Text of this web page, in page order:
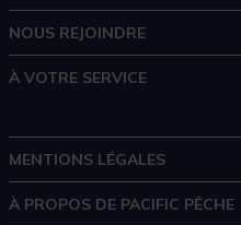
NOUS REJOINDRE
À VOTRE SERVICE
MENTIONS LÉGALES
À PROPOS DE PACIFIC PÊCHE